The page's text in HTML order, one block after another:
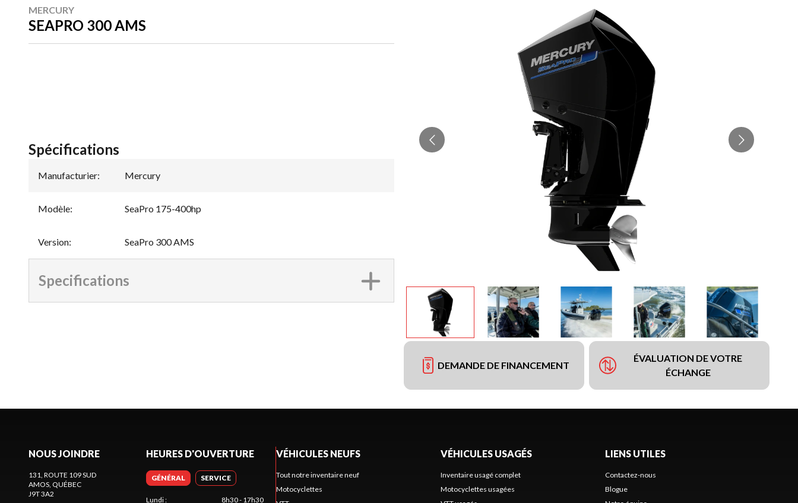
MERCURY
SEAPRO 300 AMS
DEMANDE DE FINANCEMENT
ÉVALUATION DE VOTRE
ÉCHANGE
Spécifications
Manufacturier: Mercury
Modèle: SeaPro 175-400hp
Version: SeaPro 300 AMS
Specifications
NOUS JOINDRE
131, ROUTE 109 SUD
AMOS, QUÉBEC
J9T 3A2
HEURES D'OUVERTURE
GÉNÉRAL SERVICE
Lundi: 8h30 - 17h30
VÉHICULES NEUFS
Tout notre inventaire neuf
Motocyclettes
VÉHICULES USAGÉS
Inventaire usagé complet
Motocyclettes usagées
LIENS UTILES
Contactez-nous
Blogue